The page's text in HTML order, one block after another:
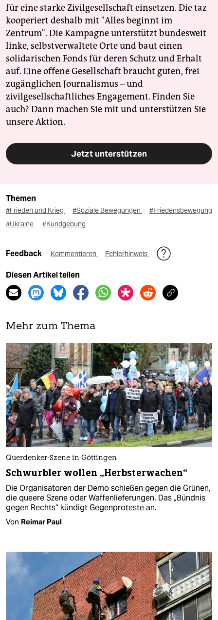
für eine starke Zivilgesellschaft einsetzen. Die taz
kooperiert deshalb mit "Alles beginnt im
Zentrum". Die Kampagne unterstützt bundesweit
linke, selbstverwaltete Orte und baut einen
solidarischen Fonds für deren Schutz und Erhalt
auf. Eine offene Gesellschaft braucht guten, frei
zugänglichen Journalismus – und
zivilgesellschaftliches Engagement. Finden Sie
auch? Dann machen Sie mit und unterstützen Sie
unsere Aktion.
Jetzt unterstützen
Themen
#Frieden und Krieg #Soziale Bewegungen
#Friedensbewegung
#Ukraine
#Kundgebung
Feedback Kommentieren Fehlerhinweis
Diesen Artikel teilen
Mehr zum Thema
Querdenker-Szene in Göttingen
Schwurbler wollen „Herbsterwachen“
Die Organisatoren der Demo schießen gegen die Grünen,
die queere Szene oder Waffenlieferungen. Das „Bündnis
gegen Rechts“ kündigt Gegenproteste an.
Von Reimar Paul